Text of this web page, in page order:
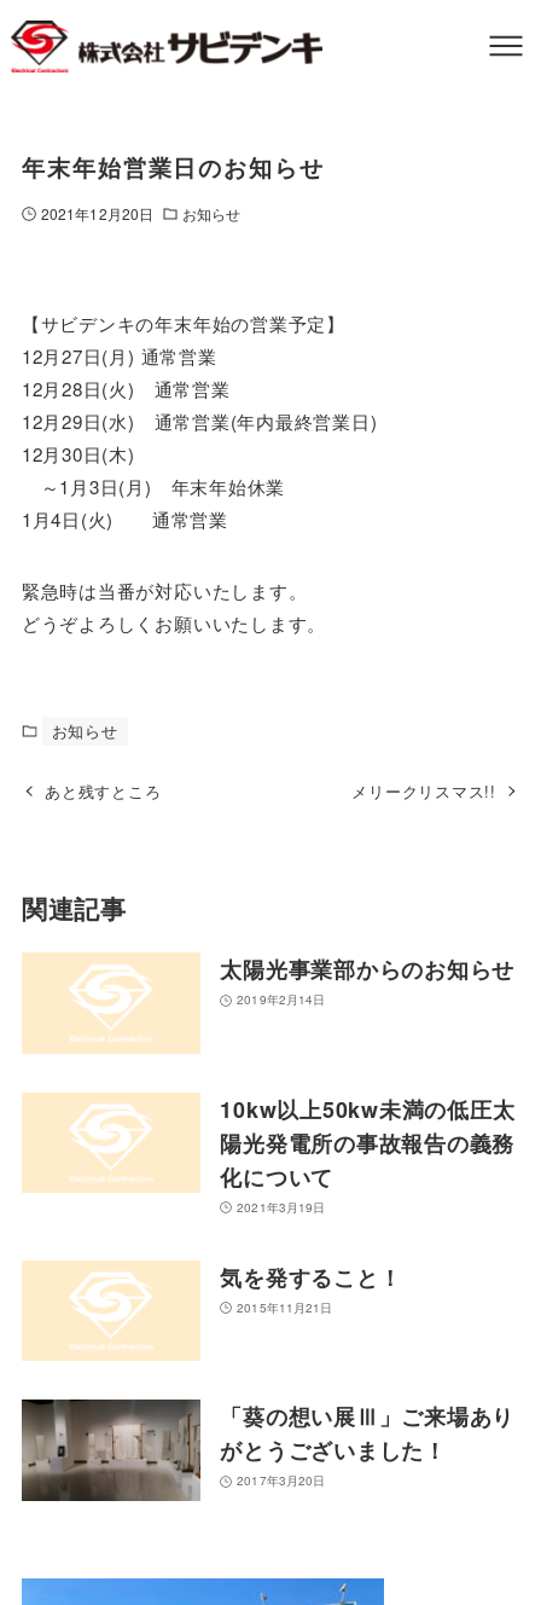
年末年始営業日のお知らせ
2021年12月20日 お知らせ
【サビデンキの年末年始の営業予定】
12月27日(月) 通常営業
12月28日(火) 通常営業
12月29日(水) 通常営業(年内最終営業日)
12月30日(木)
～1月3日(月) 年末年始休業
1月4日(火) 通常営業
緊急時は当番が対応いたします。
どうぞよろしくお願いいたします。
お知らせ
あと残すところ メリークリスマス!!
関連記事
太陽光事業部からのお知らせ
2019年2月14日
10kw以上50kw未満の低圧太
陽光発電所の事故報告の義務
化について
2021年3月19日
気を発すること！
2015年11月21日
「葵の想い展Ⅲ」ご来場あり
がとうございました！
2017年3月20日